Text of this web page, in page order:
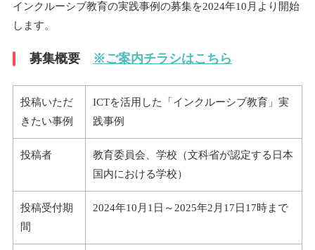
インクルーシブ教育の実践事例の募集を2024年10月より開始
します。
募集概要 ※ご案内チラシはこちら
投稿いただ
きたい事例
ICTを活用した「インクルーシブ教育」実
践事例
投稿者
教育委員会、学校（文科省が認定する日本
国内における学校）
投稿受付期
間
2024年10月1日～2025年2月17日17時まで